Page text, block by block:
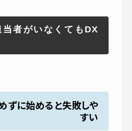
者がいなくてもDX
ずに始めると失敗しや
すい